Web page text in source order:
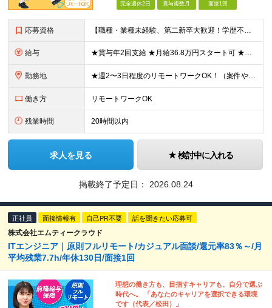
完全週休2日 賞与複数月 面接1回
応募資格 【職種・業種未経験、第二新卒大歓迎！学歴不問】 「ITスキルがない」ことは、まったくハンデになりません。 むしろ異業種で培った経験が価値になる仕事です。 ◆お客様の話をじっくり聞くのが得意 ◆「も
給与 ★賞与年2回支給 ★月給36.8万円スタート可 ★資格取得支援制度あり！ ■エンジニアとしての実務経験を2年以上お持ちの方 月給25万2,000円～36万8,000円＋賞与年2回＋諸手当 ■未経験
勤務地 ★週2〜3日程度のリモートワークOK！（案件やチーム状況により変動あり） ★ハイブリッド勤務で柔軟に働けます 本社または客先（一都三県、都内近郊）にて勤務いただきます。 【本社】 東京都品川区北品
働き方 リモートワークOK
残業時間 20時間以内
求人を見る 検討中に入れる
掲載終了予定日： 2026.08.24
正社員 面接情報有 自己PR不要 話を聞きたい応募可
株式会社エムティークラウド
ITエンジニア｜原則フルリモート/カジュアル面談/還元率83％～/月
平均残業7.7h/年休130日/面接1回
理想の働き方も、目指すキャリアも、自分で選ぶ
時代へ。 「あなたのキャリアを選択できる環境
です（代表／松田）」